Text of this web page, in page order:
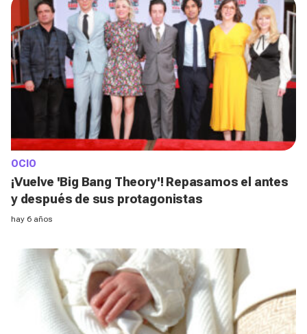
OCIO
¡Vuelve 'Big Bang Theory'! Repasamos el antes
y después de sus protagonistas
hay 6 años